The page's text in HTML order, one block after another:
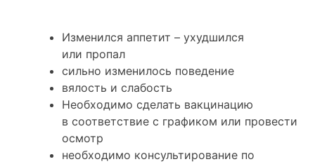
Изменился аппетит – ухудшился
или пропал
сильно изменилось поведение
вялость и слабость
Необходимо сделать вакцинацию
в соответствие с графиком или провести
осмотр
необходимо консультирование по